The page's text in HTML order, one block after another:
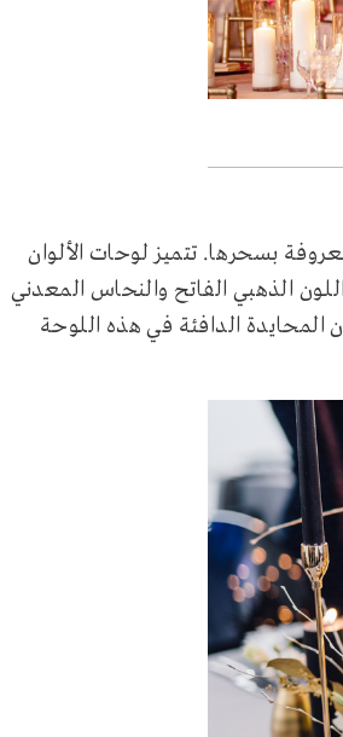
بسحرها. تتميز لوحات الألوان
الذهبي الفاتح والنحاس المعدني
المحايدة الدافئة في هذه اللوحة